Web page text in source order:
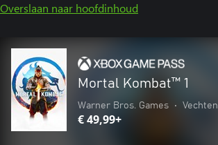
Overslaan naar hoofdinhoud
Mortal Kombat™ 1
Warner Bros. Games • Vechten
€ 49,99+